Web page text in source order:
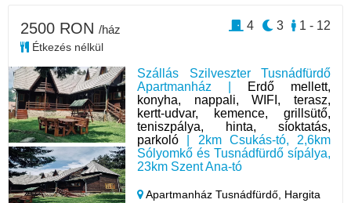
Szállás Szilveszter Tusnádfürdő
Apartmanház |
Erdő mellett,
konyha, nappali, WIFI, terasz,
kertt-udvar, kemence, grillsütő,
teniszpálya, hinta, síoktatás,
parkoló | 2km Csukás-tó, 2,6km
Sólyomkő és Tusnádfürdő sípálya,
23km Szent Ana-tó
Apartmanház Tusnádfürdő, Hargita
2500 RON /ház
Étkezés nélkül
1 - 12
3
4